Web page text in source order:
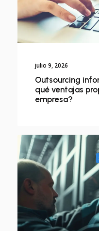
julio 9, 2026
Outsourcing
qué ventajas
empresa?